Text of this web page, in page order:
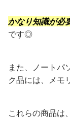
かなり知識が必
です◎
また、ノートパ
ク品には、メモ
これらの商品は